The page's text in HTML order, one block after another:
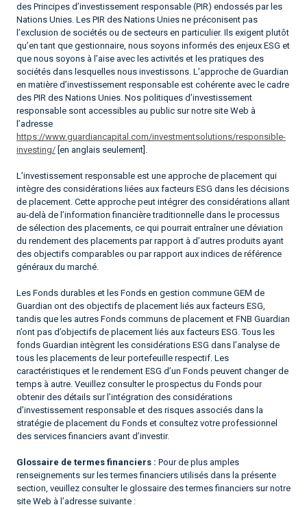
des Principes d’investissement responsable (PIR) endossés par les
Nations Unies. Les PIR des Nations Unies ne préconisent pas
l’exclusion de sociétés ou de secteurs en particulier. Ils exigent plutôt
qu’en tant que gestionnaire, nous soyons informés des enjeux ESG et
que nous soyons à l’aise avec les activités et les pratiques des
sociétés dans lesquelles nous investissons. L’approche de Guardian
en matière d’investissement responsable est cohérente avec le cadre
des PIR des Nations Unies. Nos politiques d’investissement
responsable sont accessibles au public sur notre site Web à
l’adresse
https://www.guardiancapital.com/investmentsolutions/responsible-
investing/ [en anglais seulement].
L’investissement responsable est une approche de placement qui
intègre des considérations liées aux facteurs ESG dans les décisions
de placement. Cette approche peut intégrer des considérations allant
au-delà de l’information financière traditionnelle dans le processus
de sélection des placements, ce qui pourrait entraîner une déviation
du rendement des placements par rapport à d’autres produits ayant
des objectifs comparables ou par rapport aux indices de référence
généraux du marché.
Les Fonds durables et les Fonds en gestion commune GEM de
Guardian ont des objectifs de placement liés aux facteurs ESG,
tandis que les autres Fonds communs de placement et FNB Guardian
n’ont pas d’objectifs de placement liés aux facteurs ESG. Tous les
fonds Guardian intègrent les considérations ESG dans l’analyse de
tous les placements de leur portefeuille respectif. Les
caractéristiques et le rendement ESG d’un Fonds peuvent changer de
temps à autre. Veuillez consulter le prospectus du Fonds pour
obtenir des détails sur l’intégration des considérations
d’investissement responsable et des risques associés dans la
stratégie de placement du Fonds et consultez votre professionnel
des services financiers avant d’investir.
Glossaire de termes financiers : Pour de plus amples
renseignements sur les termes financiers utilisés dans la présente
section, veuillez consulter le glossaire des termes financiers sur notre
site Web à l’adresse suivante :